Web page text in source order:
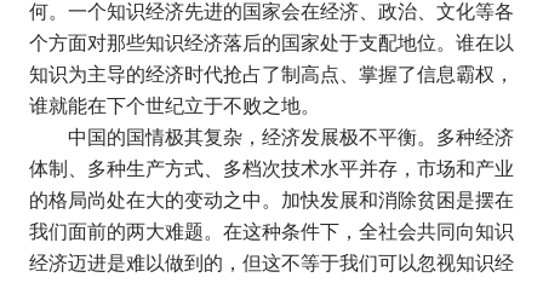
何。一个知识经济先进的国家会在经济、政治、文化等各
个方面对那些知识经济落后的国家处于支配地位。谁在以
知识为主导的经济时代抢占了制高点、掌握了信息霸权，
谁就能在下个世纪立于不败之地。
中国的国情极其复杂，经济发展极不平衡。多种经济
体制、多种生产方式、多档次技术水平并存，市场和产业
的格局尚处在大的变动之中。加快发展和消除贫困是摆在
我们面前的两大难题。在这种条件下，全社会共同向知识
经济迈进是难以做到的，但这不等于我们可以忽视知识经